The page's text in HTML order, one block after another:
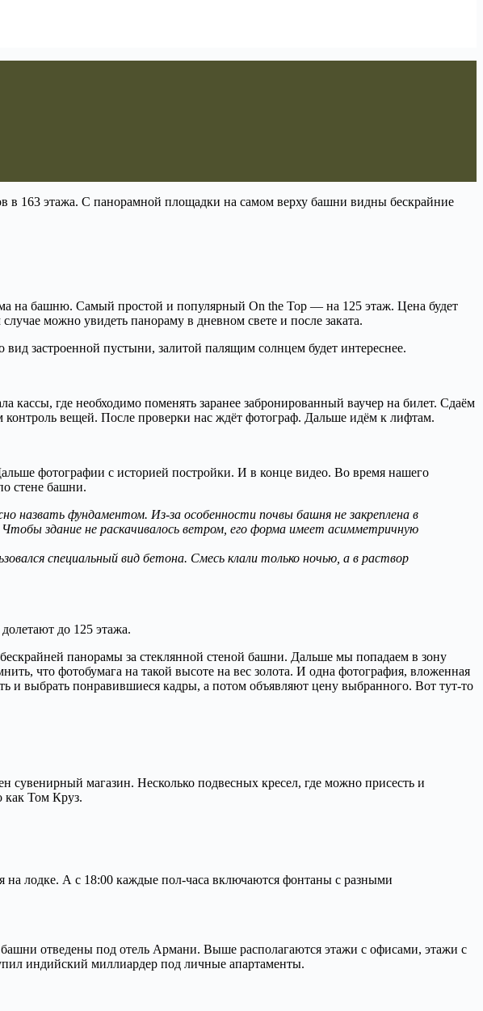
в 163 этажа. С панорамной площадки на самом верху башни видны бескрайние
на башню. Самый простой и популярный On the Top — на 125 этаж. Цена будет
можно увидеть панораму в дневном свете и после заката.
застроенной пустыни, залитой палящим солнцем будет интереснее.
где необходимо поменять заранее забронированный ваучер на билет. Сдаём
вещей. После проверки нас ждёт фотограф. Дальше идём к лифтам.
фотографии с историей постройки. И в конце видео. Во время нашего
стене башни.
назвать фундаментом. Из-за особенности почвы башня не закреплена в
здание не раскачивалось ветром, его форма имеет асимметричную
специальный вид бетона. Смесь клали только ночью, а в раствор
до 125 этажа.
панорамы за стеклянной стеной башни. Дальше мы попадаем в зону
что фотобумага на такой высоте на вес золота. И одна фотография, вложенная
и выбрать понравившиеся кадры, а потом объявляют цену выбранного. Вот тут-то
магазин. Несколько подвесных кресел, где можно присесть и
как Том Круз.
лодке. А с 18:00 каждые пол-часа включаются фонтаны с разными
отведены под отель Армани. Выше располагаются этажи с офисами, этажи с
индийский миллиардер под личные апартаменты.